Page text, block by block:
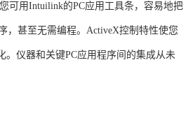
可用Intuilink的PC应用工具条，容易地把
，甚至无需编程。ActiveX控制特性使您
。仪器和关键PC应用程序间的集成从未